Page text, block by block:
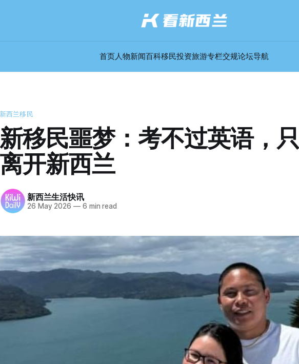
首页人物新闻百科移民投资旅游专栏交规论坛导航
新西兰移民
新移民噩梦：考不过英语，
离开新西兰
新西兰生活快讯
26 May 2026 —6 min read